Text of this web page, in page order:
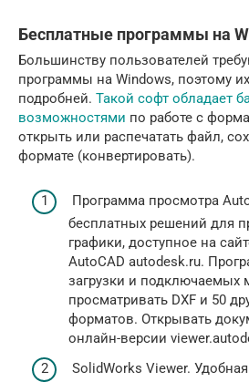
Бесплатные программы на
Большинству пользователей
программы на Windows, поэтому
подробней. Такой софт обладает
возможностями по работе с
открыть или распечатать файл,
формате (конвертировать).
Программа просмотра
бесплатных решений для
графики, доступное на
AutoCAD autodesk.ru.
загрузки и подключаемых
просматривать DXF и 50
форматов. Открывать
онлайн-версии
SolidWorks Viewer.